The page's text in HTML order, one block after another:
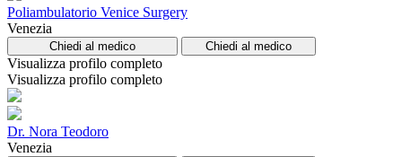
Poliambulatorio Venice Surgery
Venezia
Chiedi al medico Chiedi al medico
Visualizza profilo completo
Visualizza profilo completo
Dr. Nora Teodoro
Venezia